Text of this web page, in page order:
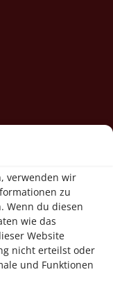
verwenden wir
zu
Wenn du diesen
wie das
Website
nicht erteilst oder
und Funktionen